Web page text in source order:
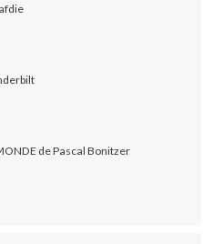
de Pascal Bonitzer